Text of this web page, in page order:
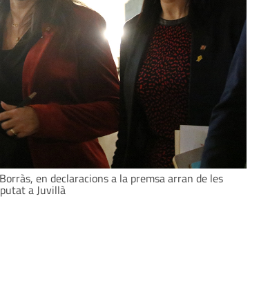
en declaracions a la premsa arran de les
a Juvillà